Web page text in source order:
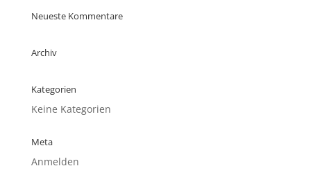
Neueste Kommentare
Archiv
Kategorien
Keine Kategorien
Meta
Anmelden